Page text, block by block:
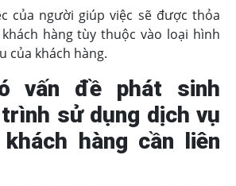
của người giúp việc sẽ được thỏa
hàng tùy thuộc vào loại hình
của khách hàng.
vấn đề phát sinh
sử dụng dịch vụ
hàng cần liên